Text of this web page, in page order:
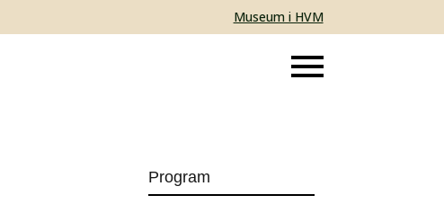
Museum i HVM
Program